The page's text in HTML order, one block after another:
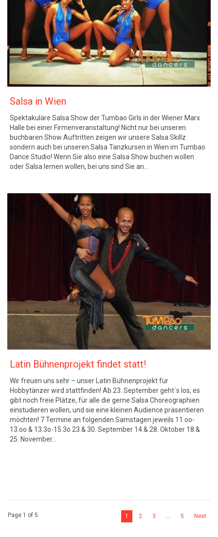
Salsa in Wien
Spektakuläre Salsa Show der Tumbao Girls in der Wiener Marx
Halle bei einer Firmenveranstaltung! Nicht nur bei unseren
buchbaren Show Auftritten zeigen wir unsere Salsa Skillz
sondern auch bei unseren Salsa Tanzkursen in Wien im Tumbao
Dance Studio! Wenn Sie also eine Salsa Show buchen wollen
oder Salsa lernen wollen, bei uns sind Sie an…
Latin Bühnenprojekt findet statt!
Wir freuen uns sehr – unser Latin Bühnenprojekt für
Hobbytänzer wird stattfinden! Ab 23. September geht´s los, es
gibt noch freie Plätze, für alle die gerne Salsa Choreographien
einstudieren wollen, und sie eine kleinen Audience präsentieren
möchten! 7 Termine an folgenden Samstagen jeweils 11.oo-
13.oo & 13.3o-15.3o 23.& 30. September 14.& 28. Oktober 18.&
25. November…
Page 1 of 5 1 2 3 … 5 Next